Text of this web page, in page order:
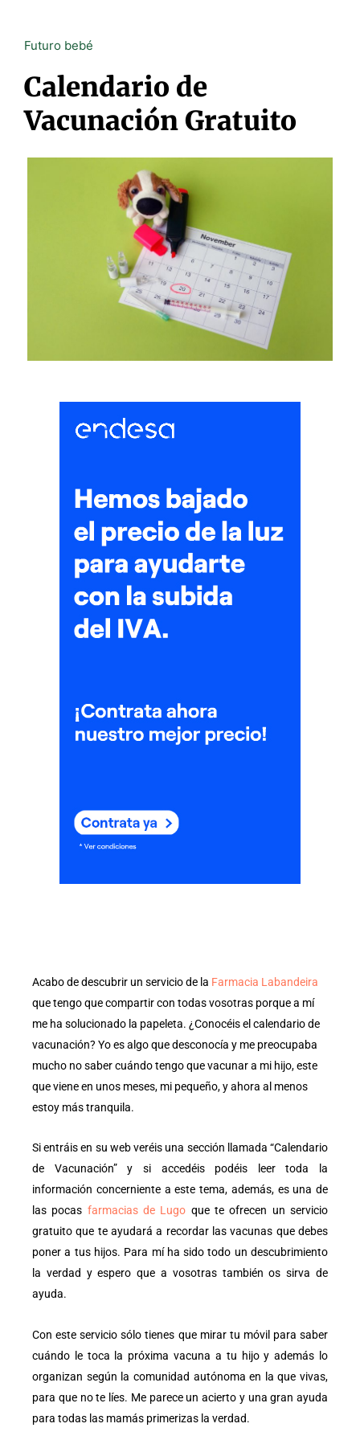
Futuro bebé
Calendario de
Vacunación Gratuito
Acabo de descubrir un servicio de la Farmacia Labandeira
que tengo que compartir con todas vosotras porque a mí
me ha solucionado la papeleta. ¿Conocéis el calendario de
vacunación? Yo es algo que desconocía y me preocupaba
mucho no saber cuándo tengo que vacunar a mi hijo, este
que viene en unos meses, mi pequeño, y ahora al menos
estoy más tranquila.
Si entráis en su web veréis una sección llamada “Calendario
de Vacunación” y si accedéis podéis leer toda la
información concerniente a este tema, además, es una de
las pocas farmacias de Lugo que te ofrecen un servicio
gratuito que te ayudará a recordar las vacunas que debes
poner a tus hijos. Para mí ha sido todo un descubrimiento
la verdad y espero que a vosotras también os sirva de
ayuda.
Con este servicio sólo tienes que mirar tu móvil para saber
cuándo le toca la próxima vacuna a tu hijo y además lo
organizan según la comunidad autónoma en la que vivas,
para que no te líes. Me parece un acierto y una gran ayuda
para todas las mamás primerizas la verdad.